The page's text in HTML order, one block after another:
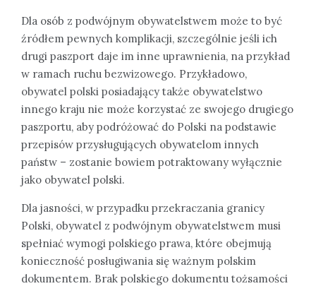
Dla osób z podwójnym obywatelstwem może to być
źródłem pewnych komplikacji, szczególnie jeśli ich
drugi paszport daje im inne uprawnienia, na przykład
w ramach ruchu bezwizowego. Przykładowo,
obywatel polski posiadający także obywatelstwo
innego kraju nie może korzystać ze swojego drugiego
paszportu, aby podróżować do Polski na podstawie
przepisów przysługujących obywatelom innych
państw – zostanie bowiem potraktowany wyłącznie
jako obywatel polski.
Dla jasności, w przypadku przekraczania granicy
Polski, obywatel z podwójnym obywatelstwem musi
spełniać wymogi polskiego prawa, które obejmują
konieczność posługiwania się ważnym polskim
dokumentem. Brak polskiego dokumentu tożsamości